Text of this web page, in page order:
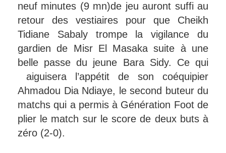
neuf minutes (9 mn)de jeu auront suffi au
retour des vestiaires pour que Cheikh
Tidiane Sabaly trompe la vigilance du
gardien de Misr El Masaka suite à une
belle passe du jeune Bara Sidy. Ce qui
aiguisera l’appétit de son coéquipier
Ahmadou Dia Ndiaye, le second buteur du
matchs qui a permis à Génération Foot de
plier le match sur le score de deux buts à
zéro (2-0).